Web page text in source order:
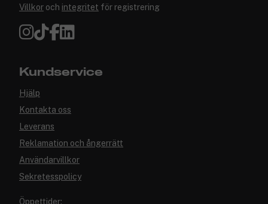
Villkor och integritet för registrering
Kundservice
Hjälp
Kontakta oss
Leverans
Reklamation och ångerrätt
Användarvillkor
Sekretesspolicy
Öppettider: